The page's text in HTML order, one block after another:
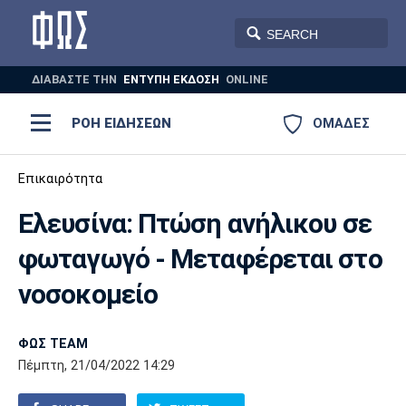
ΔΙΑΒΑΣΤΕ THN ΕΝΤΥΠΗ ΕΚΔΟΣΗ ONLINE
ΟΜΑΔΕΣ
ΡΟΗ ΕΙΔΗΣΕΩΝ
ΠΟΔΟΣΦΑΙΡΟ
ΣΠΟΡ
AUTO-MOTO
Ποδόσφαιρο
Super League 1
Super League 2
Ελλάδα
Μπάσκετ
Ελλάδα
EuroLeague
Ολυμπιακοί Αγώνες
Πόλο
Ολυμπιακός ΑΕΚ ΠΑΟΚ
Παναθηναϊκός Ατρόμητος
Επικαιρότητα
Ελευσίνα: Πτώση ανήλικου σε
φωταγωγό - Μεταφέρεται στο
νοσοκομείο
ΦΩΣ TEAM
Πέμπτη, 21/04/2022 14:29